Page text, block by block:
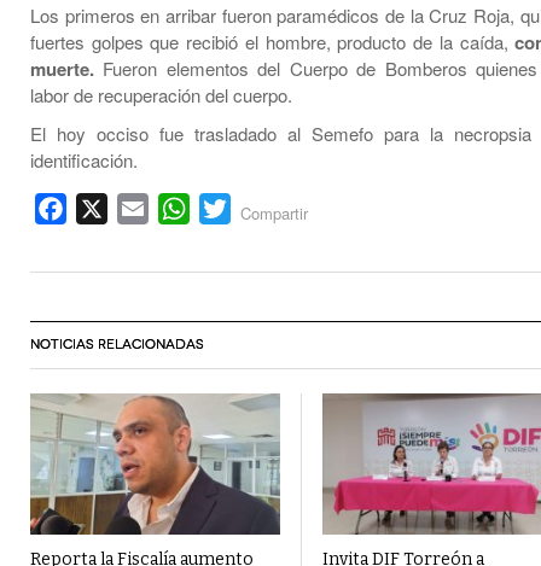
Los primeros en arribar fueron paramédicos de la Cruz Roja,
fuertes golpes que recibió el hombre, producto de la caída,
muerte. Fueron elementos del Cuerpo de Bomberos
labor de recuperación del cuerpo.
El hoy occiso fue trasladado al Semefo para la
identificación.
Facebook Email WhatsApp
Twitter
Compartir
NOTICIAS RELACIONADAS
Reporta la Fiscalía aumento
Invita DIF Torreón a